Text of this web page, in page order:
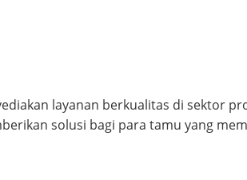
layanan berkualitas di sektor
solusi bagi para tamu yang